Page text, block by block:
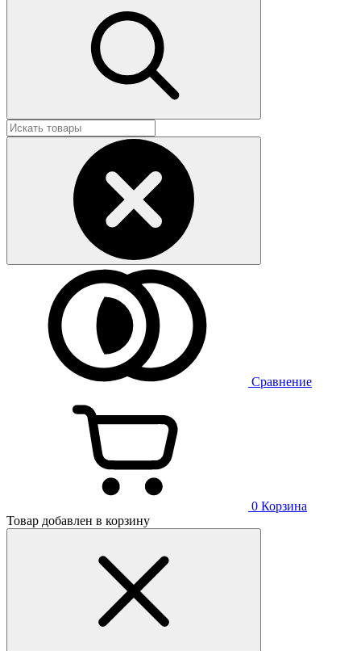
Сравнение
0 Корзина
Товар добавлен в корзину